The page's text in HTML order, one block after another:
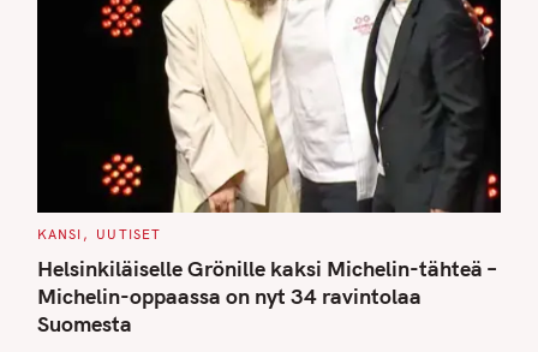
C
T
E
G
O
R
I
KANSI UUTISET
Helsinkiläiselle Grönille kaksi Michelin-tähteä –
Michelin-oppaassa on nyt 34 ravintolaa
Suomesta